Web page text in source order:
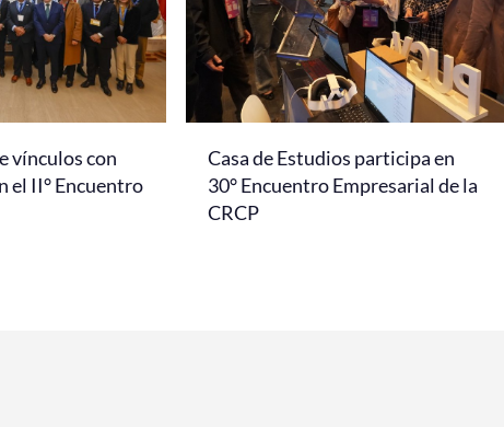
vínculos con
el II° Encuentro
Casa de Estudios participa en
30° Encuentro Empresarial de la
CRCP